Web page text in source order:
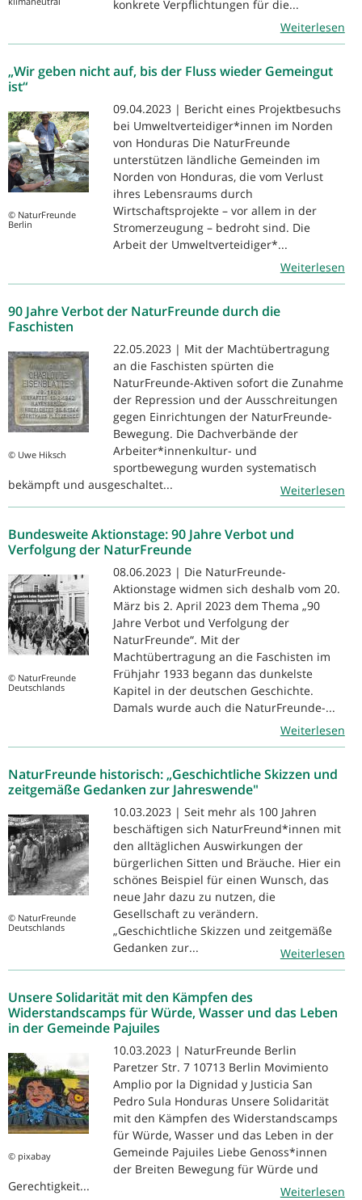
konkrete Verpflichtungen für die...
Weiterlesen
„Wir geben nicht auf, bis der Fluss wieder Gemeingut
ist“
© NaturFreunde
Berlin
09.04.2023 | Bericht eines Projektbesuchs
bei Umweltverteidiger*innen im Norden
von Honduras Die NaturFreunde
unterstützen ländliche Gemeinden im
Norden von Honduras, die vom Verlust
ihres Lebensraums durch
Wirtschaftsprojekte – vor allem in der
Stromerzeugung – bedroht sind. Die
Arbeit der Umweltverteidiger*...
Weiterlesen
90 Jahre Verbot der NaturFreunde durch die
Faschisten
© Uwe Hiksch
22.05.2023 | Mit der Machtübertragung
an die Faschisten spürten die
NaturFreunde-Aktiven sofort die Zunahme
der Repression und der Ausschreitungen
gegen Einrichtungen der NaturFreunde-
Bewegung. Die Dachverbände der
Arbeiter*innenkultur- und
sportbewegung wurden systematisch
bekämpft und ausgeschaltet...
Weiterlesen
Bundesweite Aktionstage: 90 Jahre Verbot und
Verfolgung der NaturFreunde
© NaturFreunde
Deutschlands
08.06.2023 | Die NaturFreunde-
Aktionstage widmen sich deshalb vom 20.
März bis 2. April 2023 dem Thema „90
Jahre Verbot und Verfolgung der
NaturFreunde“. Mit der
Machtübertragung an die Faschisten im
Frühjahr 1933 begann das dunkelste
Kapitel in der deutschen Geschichte.
Damals wurde auch die NaturFreunde-...
Weiterlesen
NaturFreunde historisch: „Geschichtliche Skizzen und
zeitgemäße Gedanken zur Jahreswende"
© NaturFreunde
Deutschlands
10.03.2023 | Seit mehr als 100 Jahren
beschäftigen sich NaturFreund*innen mit
den alltäglichen Auswirkungen der
bürgerlichen Sitten und Bräuche. Hier ein
schönes Beispiel für einen Wunsch, das
neue Jahr dazu zu nutzen, die
Gesellschaft zu verändern.
„Geschichtliche Skizzen und zeitgemäße
Gedanken zur...
Weiterlesen
Unsere Solidarität mit den Kämpfen des
Widerstandscamps für Würde, Wasser und das Leben
in der Gemeinde Pajuiles
© pixabay
10.03.2023 | NaturFreunde Berlin
Paretzer Str. 7 10713 Berlin Movimiento
Amplio por la Dignidad y Justicia San
Pedro Sula Honduras Unsere Solidarität
mit den Kämpfen des Widerstandscamps
für Würde, Wasser und das Leben in der
Gemeinde Pajuiles Liebe Genoss*innen
der Breiten Bewegung für Würde und
Gerechtigkeit...
Weiterlesen